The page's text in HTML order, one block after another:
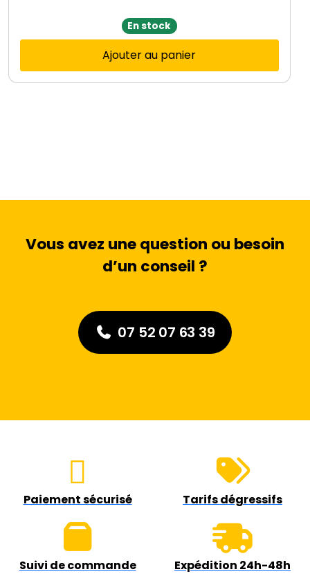
En stock
Ajouter au panier
Vous avez une question ou besoin
d’un conseil ?
07 52 07 63 39
Paiement sécurisé Tarifs dégressifs
Suivi de commande Expédition 24h-48h